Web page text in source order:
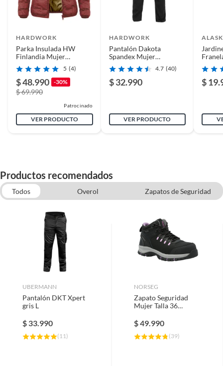
HARDWORK
Parka Insulada HW
Finlandia Mujer
Cabernet
5 (4)
$ 48.990 -30%
$ 69.990
Patrocinado
VER PRODUCTO
HARDWORK
Pantalón Dakota
Spandex Mujer
Darkshadow
4.7 (40)
$ 32.990
VER PRODUCTO
$
Productos recomendados
Todos Overol
Zapatos de Seguridad
Pantalones y Buzos de Trabajo
Guantes de Seguridad
Poleras y Camisas de Trabajo
UBERMANN
Pantalón DKT Xpert
gris L
$ 33.990
( 11)
NORSEG
Zapato Seguridad
Mujer Talla 36
$49.990
(39)